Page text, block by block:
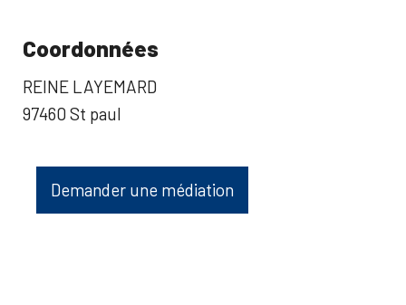
Coordonnées
REINE LAYEMARD
97460 St paul
Demander une médiation